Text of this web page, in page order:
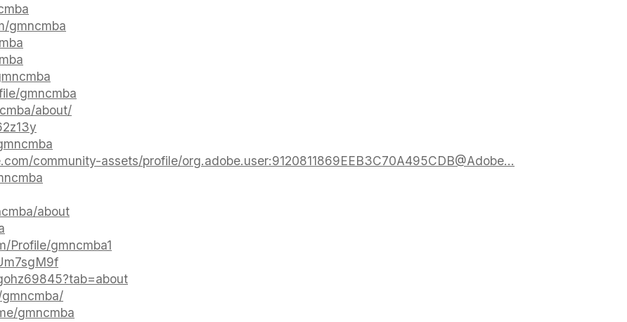
gmncmba
gmncmba
about/
community-assets/profile/org.adobe.user:9120811869EEB3C70A495CDB@Adobe...
about
Profile/gmncmba1
gmncmba